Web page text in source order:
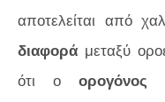
αποτελείται από
διαφορά μεταξύ
ότι ο ορογόνος